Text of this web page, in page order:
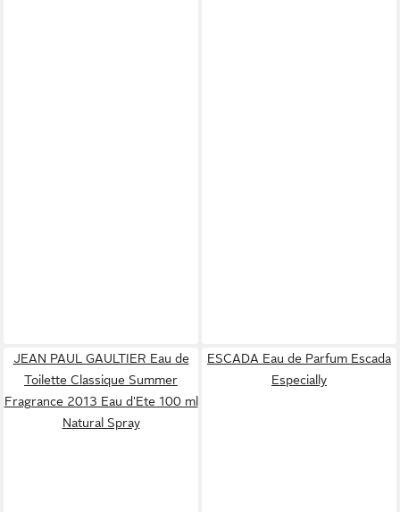
JEAN PAUL GAULTIER Eau de
Toilette Classique Summer
Fragrance 2013 Eau d'Ete 100 ml
Natural Spray
ESCADA Eau de Parfum Escada
Especially